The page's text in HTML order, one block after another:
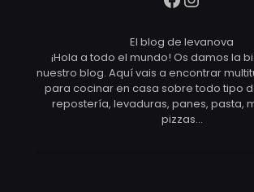
El blog de levanova
¡Hola a todo el mundo! Os damos la
nuestro blog. Aquí vais a encontrar
para cocinar en casa sobre todo tipo
repostería, levaduras, panes, pasta,
pizzas…